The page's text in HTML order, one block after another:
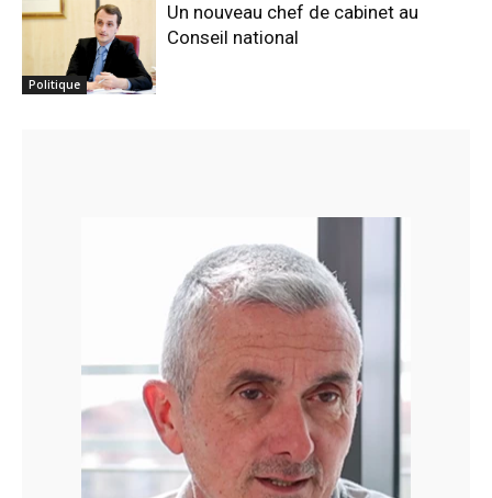
Politique
Un nouveau chef de cabinet au
Conseil national